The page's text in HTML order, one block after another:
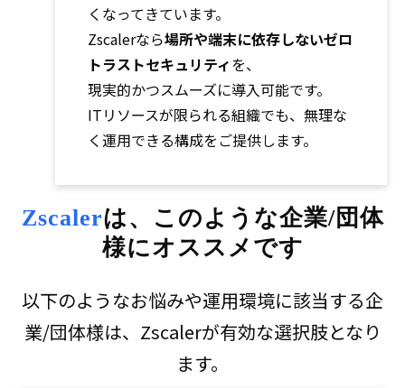
くなってきています。
Zscalerなら場所や端末に依存しないゼロ
トラストセキュリティを、
現実的かつスムーズに導入可能です。
ITリソースが限られる組織でも、無理な
く運用できる構成をご提供します。
Zscalerは、このような企業/団体
様にオススメです
以下のようなお悩みや運用環境に該当する企
業/団体様は、Zscalerが有効な選択肢となり
ます。